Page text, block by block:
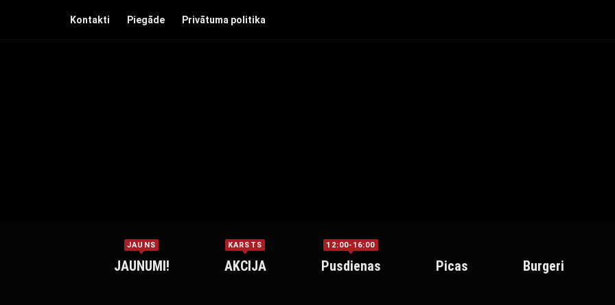
Kontakti Piegāde Privātuma politika
JAUNS
JAUNUMI!
KARSTS
AKCIJA
12:00-16:00
Pusdienas Picas Burgeri